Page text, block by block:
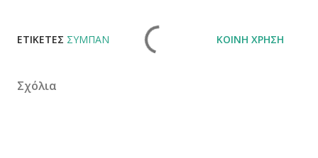
ΕΤΙΚΈΤΕΣ ΣΎΜΠΑΝ ΚΟΙΝΉ ΧΡΉΣΗ
Σχόλια